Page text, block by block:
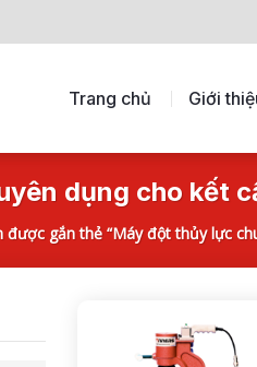
Trang chủ Giới
dụng cho kết
được gắn thẻ “Máy đột thủy lực